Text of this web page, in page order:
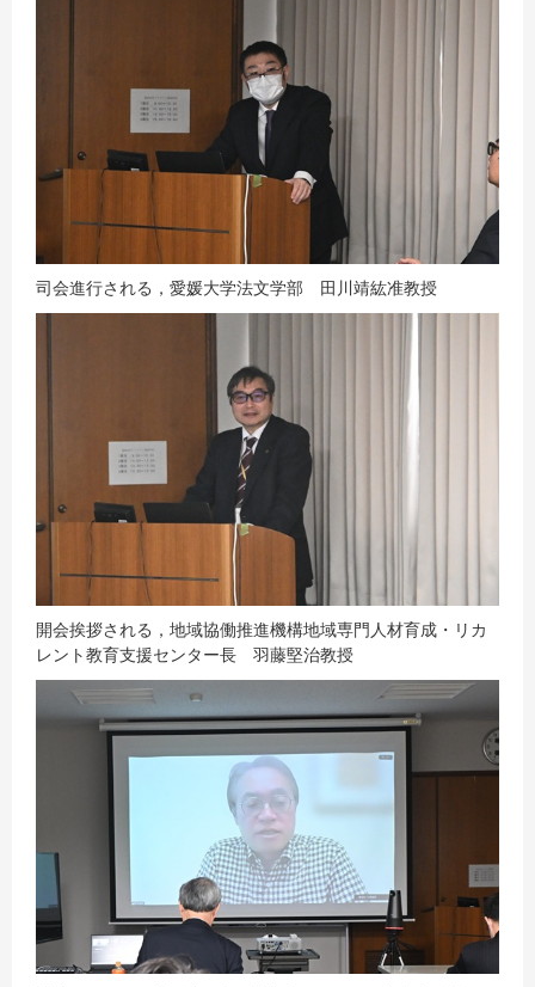
司会進行される，愛媛大学法文学部 田川靖紘准教授
開会挨拶される，地域協働推進機構地域専門人材育成・リカ
レント教育支援センター長 羽藤堅治教授